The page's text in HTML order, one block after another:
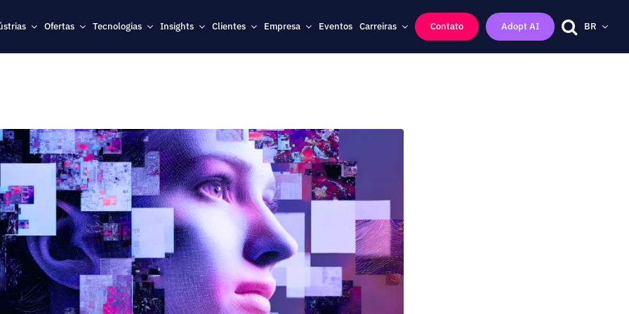
Ofertas Tecnologias Insights Clientes Empresa Eventos Carreiras Contato Adopt AI BR